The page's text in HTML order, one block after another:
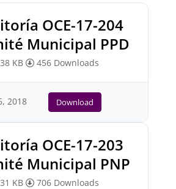
OCE-17-204
Municipal PPD
KB 456 Downloads
2018 Download
OCE-17-203
Municipal PNP
KB 706 Downloads